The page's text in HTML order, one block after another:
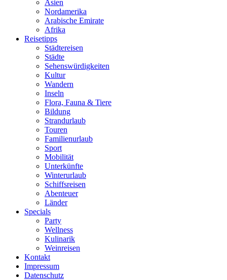
Asien
Nordamerika
Arabische Emirate
Afrika
Reisetipps
Städtereisen
Städte
Sehenswürdigkeiten
Kultur
Wandern
Inseln
Flora, Fauna & Tiere
Bildung
Strandurlaub
Touren
Familienurlaub
Sport
Mobilität
Unterkünfte
Winterurlaub
Schiffsreisen
Abenteuer
Länder
Specials
Party
Wellness
Kulinarik
Weinreisen
Kontakt
Impressum
Datenschutz